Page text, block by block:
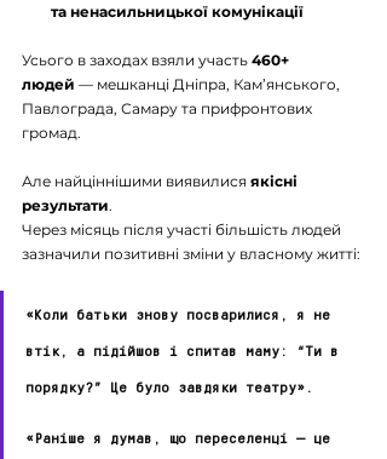
та ненасильницької комунікації
Усього в заходах взяли участь 460+
людей — мешканці Дніпра, Кам’янського,
Павлограда, Самару та прифронтових
громад.
Але найціннішими виявилися якісні
результати.
Через місяць після участі більшість людей
зазначили позитивні зміни у власному житті:
«Коли батьки знову посварилися, я не
втік, а підійшов і спитав маму: “Ти в
порядку?” Це було завдяки театру».
«Раніше я думав, що переселенці — це